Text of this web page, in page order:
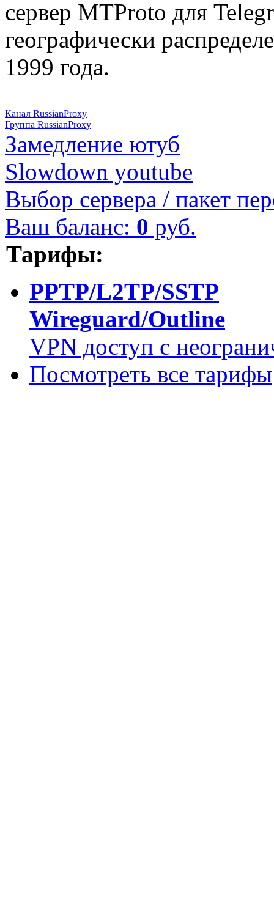
сервер MTProto для
географически
1999 года.
Канал RussianProxy
Группа RussianProxy
Замедление ютуб
Slowdown youtube
Выбор сервера / пакет
Ваш баланс: 0 руб.
Тарифы:
PPTP/L2TP/SSTP
Wireguard/Outline
VPN доступ с
Посмотреть все тарифы